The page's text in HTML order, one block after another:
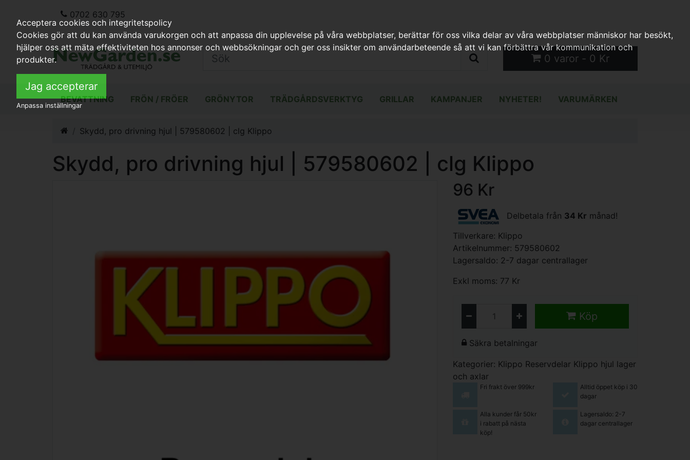
0702 630 795
0 varor - 0 Kr
BEVATTNING FRÖN / FRÖER GRÖNYTOR TRÄDGÅRDSVERKTYG GRILLAR KAMPANJER NYHETER! VARUMÄRKEN
Skydd, pro drivning hjul | 579580602 | clg Klippo
Skydd, pro drivning hjul | 579580602 | clg Klippo
96 Kr
Delbetala från 34 Kr månad!
Tillverkare: Klippo
Artikelnummer: 579580602
Lagersaldo: 2-7 dagar centrallager
Exkl moms: 77 Kr
Köp
Säkra betalningar
Kategorier: Klippo Reservdelar Klippo hjul lager
och axlar
Fri frakt över 999kr
Alltid öppet köp i 30
dagar
Alla kunder får 50kr
i rabatt på nästa
köp!
Lagersaldo: 2-7
dagar centrallager
Acceptera cookies och integritetspolicy
Cookies gör att du kan använda varukorgen och att anpassa din upplevelse på våra webbplatser, berättar för oss vilka delar av våra webbplatser människor har besökt,
hjälper oss att mäta effektiviteten hos annonser och webbsökningar och ger oss insikter om användarbeteende så att vi kan förbättra vår kommunikation och
produkter.
Jag accepterar
Anpassa inställningar